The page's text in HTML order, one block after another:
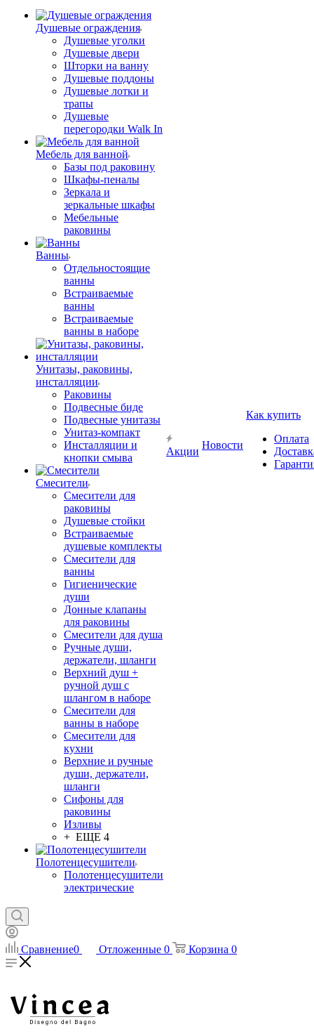
Душевые ограждения
Душевые уголки
Душевые двери
Шторки на ванну
Душевые поддоны
Душевые лотки и
трапы
Душевые
перегородки Walk In
Мебель для ванной
Базы под раковину
Шкафы-пеналы
Зеркала и
зеркальные шкафы
Мебельные
раковины
Ванны
Отдельностоящие
ванны
Встраиваемые
ванны
Встраиваемые
ванны в наборе
Унитазы, раковины,
инсталляции
Раковины
Подвесные биде
Подвесные унитазы
Унитаз-компакт
Инсталляции и
кнопки смыва
Смесители
Смесители для
раковины
Душевые стойки
Встраиваемые
душевые комплекты
Смесители для
ванны
Гигиенические
души
Донные клапаны
для раковины
Смесители для душа
Ручные души,
держатели, шланги
Верхний душ +
ручной душ с
шлангом в наборе
Смесители для
ванны в наборе
Смесители для
кухни
Верхние и ручные
души, держатели,
шланги
Сифоны для
раковины
Изливы
+ ЕЩЕ 4
Полотенцесушители
Полотенцесушители
электрические
Акции
Новости
Как купить
Оплата
Сравнение0 Отложенные 0 Корзина 0